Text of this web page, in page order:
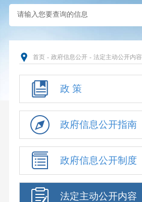
首页 - 政府信息公开 - 法定主动公开内容
政 策
政府信息公开指南
政府信息公开制度
法定主动公开内容